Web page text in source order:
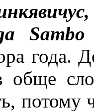
Sambo
года.
обще